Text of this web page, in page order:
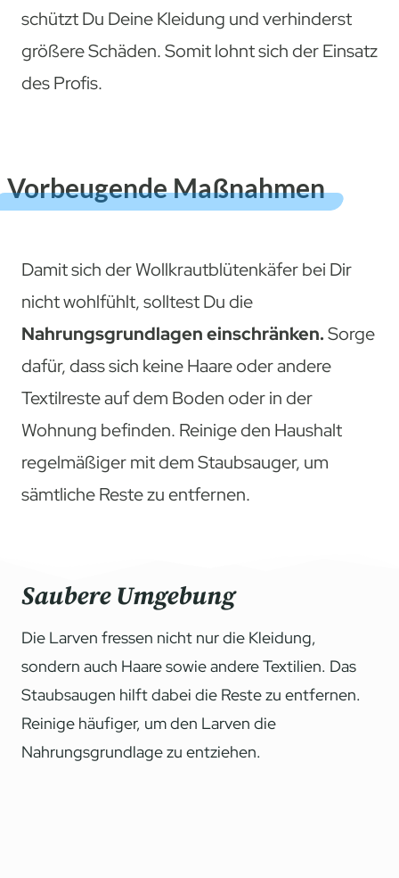
schützt Du Deine Kleidung und verhinderst
größere Schäden. Somit lohnt sich der Einsatz
des Profis.
Vorbeugende Maßnahmen
Damit sich der Wollkrautblütenkäfer bei Dir
nicht wohlfühlt, solltest Du die
Nahrungsgrundlagen einschränken.Sorge
dafür, dass sich keine Haare oder andere
Textilreste auf dem Boden oder in der
Wohnung befinden. Reinige den Haushalt
regelmäßiger mit dem Staubsauger, um
sämtliche Reste zu entfernen.
Saubere Umgebung
Die Larven fressen nicht nur die Kleidung,
sondern auch Haare sowie andere Textilien. Das
Staubsaugen hilft dabei die Reste zu entfernen.
Reinige häufiger, um den Larven die
Nahrungsgrundlage zu entziehen.